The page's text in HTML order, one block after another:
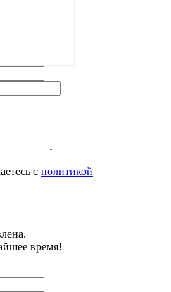
с политикой
время!